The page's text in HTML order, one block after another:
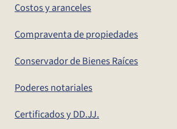
Costos y aranceles
Compraventa de propiedades
Conservador de Bienes Raíces
Poderes notariales
Certificados y DD.JJ.